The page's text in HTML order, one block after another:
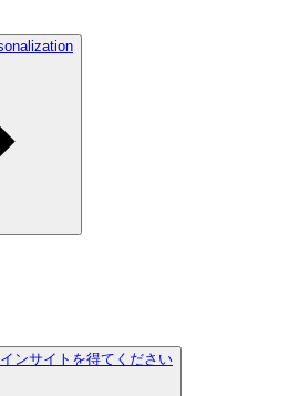
ンサイトを得てください